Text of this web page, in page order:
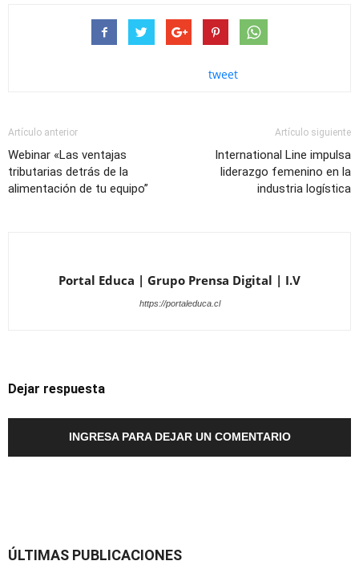
tweet
Artículo anterior
Webinar «Las ventajas
tributarias detrás de la
alimentación de tu equipo”
Artículo siguiente
International Line impulsa
liderazgo femenino en la
industria logística
Portal Educa | Grupo Prensa Digital | I.V
https://portaleduca.cl
Dejar respuesta
INGRESA PARA DEJAR UN COMENTARIO
ÚLTIMAS PUBLICACIONES